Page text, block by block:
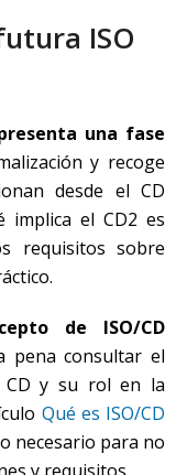
ISO
una fase
y recoge
desde el CD
implica el CD2 es
requisitos sobre
de ISO/CD
pena consultar el
CD y su rol en la
Qué es ISO/CD
necesario para no
y requisitos.